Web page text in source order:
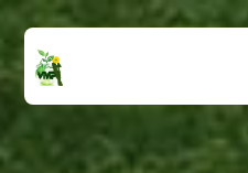
Panneau de gestion des cookies